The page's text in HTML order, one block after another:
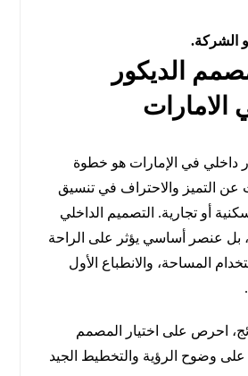
الشركة.
الديكور
الامارات
داخلي في الإمارات هو خطوة
التميز والاحتراف في تنسيق
أو تجارية. التصميم الداخلي
بل عنصر أساسي يؤثر على الراحة
المساحة، والانطباع الأول
احرص على اختيار المصمم
وضوح الرؤية والتخطيط الجيد